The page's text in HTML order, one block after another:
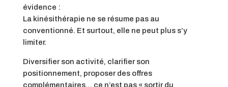
évidence :
La kinésithérapie ne se résume pas au
conventionné. Et surtout, elle ne peut plus s’y
limiter.
Diversifier son activité, clarifier son
positionnement, proposer des offres
complémentaires… ce n’est pas « sortir du